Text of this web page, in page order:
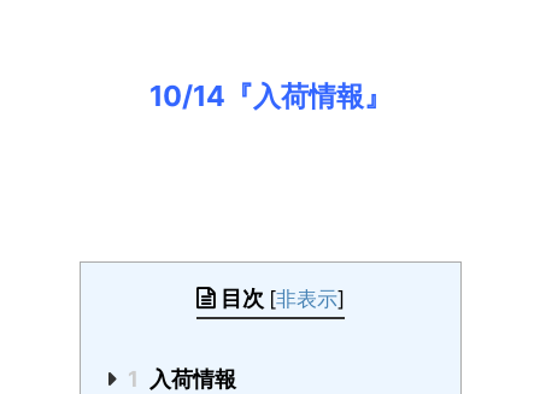
10/14『入荷情報』
目次 [非表示]
1 入荷情報